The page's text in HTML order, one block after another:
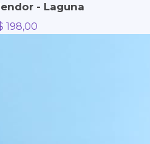
- Laguna
198,00